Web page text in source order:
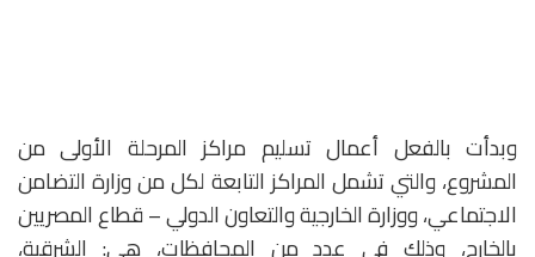
وبدأت بالفعل أعمال تسليم مراكز المرحلة الأولى من
المشروع، والتي تشمل المراكز التابعة لكل من وزارة التضامن
الاجتماعي، ووزارة الخارجية والتعاون الدولي – قطاع المصريين
بالخارج، وذلك في عدد من المحافظات، هي: الشرقية،